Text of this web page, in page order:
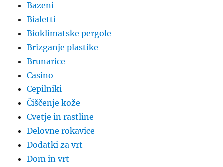
Bazeni
Bialetti
Bioklimatske pergole
Brizganje plastike
Brunarice
Casino
Cepilniki
Čiščenje kože
Cvetje in rastline
Delovne rokavice
Dodatki za vrt
Dom in vrt